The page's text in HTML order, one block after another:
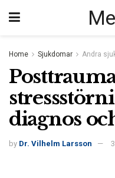
Home Sjukdomar Andra
diagnos
by Dr. Vilhelm Larsson